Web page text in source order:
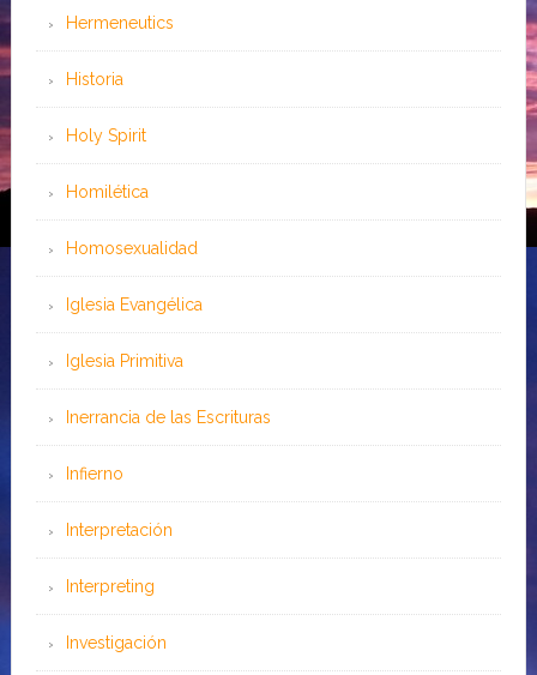
Hermeneutics
Historia
Holy Spirit
Homilética
Homosexualidad
Iglesia Evangélica
Iglesia Primitiva
Inerrancia de las Escrituras
Infierno
Interpretación
Interpreting
Investigación